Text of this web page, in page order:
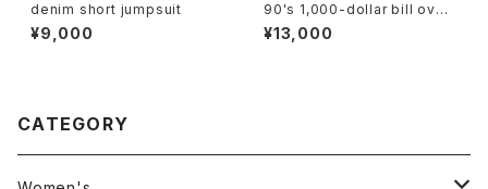
denim short jumpsuit
¥9,000
90's 1,000-dollar bill over
size tee
¥13,000
CATEGORY